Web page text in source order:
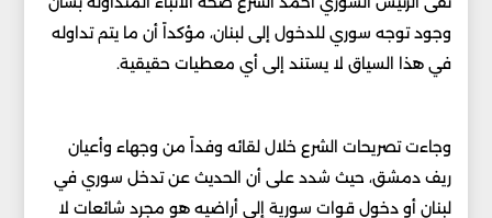
وجود توجه سوري للدخول إلى لبنان، مؤكداً أن ما يتم تداوله
في هذا السياق لا يستند إلى أي معطيات حقيقية.
وجاءت تصريحات الشرع خلال لقائه وفداً من وجهاء وأعيان
ريف دمشق، حيث شدد على أن الحديث عن تدخل سوري في
لبنان أو دخول قوات سورية إلى أراضيه هو مجرد شائعات لا